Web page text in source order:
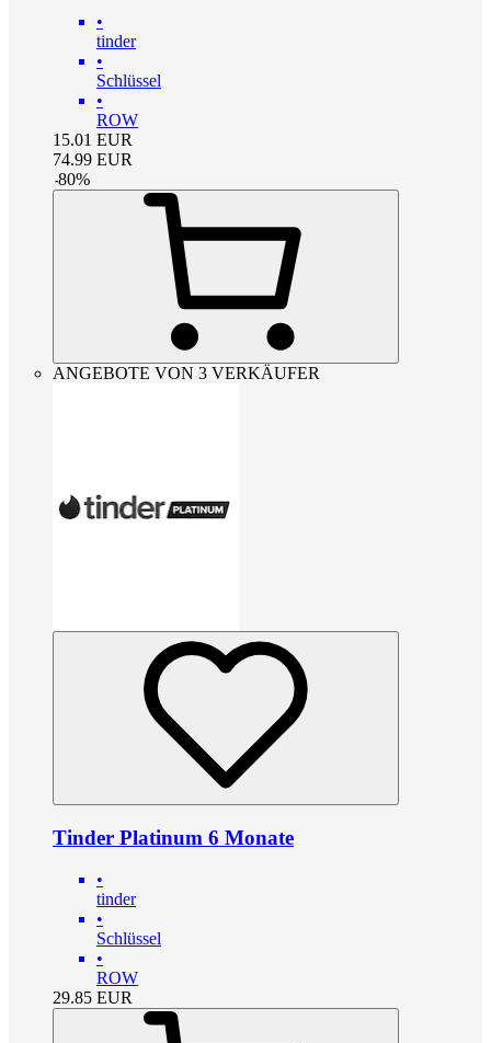
•
tinder
•
Schlüssel
•
ROW
15.01 EUR
74.99 EUR
-80%
ANGEBOTE VON 3 VERKÄUFER
Tinder Platinum 6 Monate
•
tinder
•
Schlüssel
•
ROW
29.85 EUR